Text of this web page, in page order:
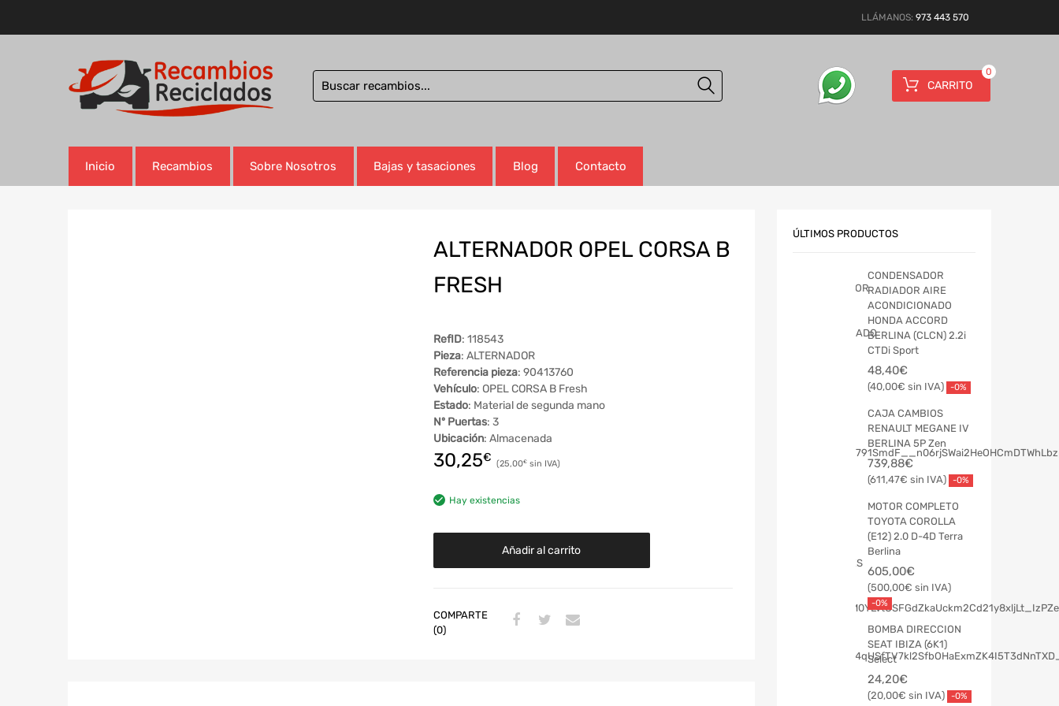
LLÁMANOS: 973 443 570
CARRITO
0
Inicio Recambios Sobre Nosotros Bajas y tasaciones Blog Contacto
ALTERNADOR OPEL CORSA B
FRESH
RefID: 118543
Pieza: ALTERNADOR
Referencia pieza: 90413760
Vehículo: OPEL CORSA B Fresh
Estado: Material de segunda mano
Nº Puertas: 3
Ubicación: Almacenada
30,25€ 25,00€
Hay existencias
Añadir al carrito
COMPARTE
(0)
ÚLTIMOS PRODUCTOS
CONDENSADOR
RADIADOR AIRE
ACONDICIONADO
HONDA ACCORD
BERLINA (CLCN) 2.2i
CTDi Sport
48,40€
40,00€ -0%
CAJA CAMBIOS
RENAULT MEGANE IV
BERLINA 5P Zen
739,88€
611,47€ -0%
MOTOR COMPLETO
TOYOTA COROLLA
(E12) 2.0 D-4D Terra
Berlina
605,00€
500,00€
-0%
BOMBA DIRECCION
SEAT IBIZA (6K1)
Select
24,20€
20,00€ -0%